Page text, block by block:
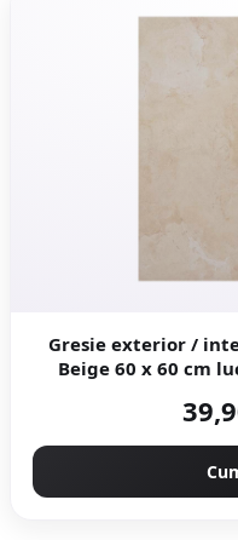
Gresie exterior /
Beige 60 x 60 cm lucioasa rectificata tip piatra